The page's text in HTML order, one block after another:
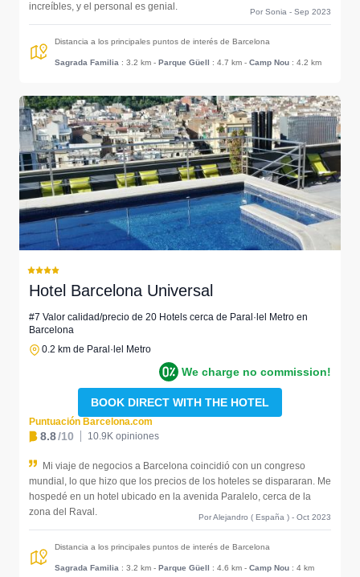
increíbles, y el personal es genial.
Por Sonia - Sep 2023
Distancia a los principales puntos de interés de Barcelona
Sagrada Familia : 3.2 km - Parque Güell : 4.7 km - Camp Nou : 4.2 km
Hotel Barcelona Universal
#7 Valor calidad/precio de 20 Hotels cerca de Paral·lel Metro en
Barcelona
0.2 km de Paral·lel Metro
We charge no commission!
BOOK DIRECT WITH THE HOTEL
Puntuación Barcelona.com
8.8/10 10.9K opiniones
Mi viaje de negocios a Barcelona coincidió con un congreso
mundial, lo que hizo que los precios de los hoteles se dispararan. Me
hospedé en un hotel ubicado en la avenida Paralelo, cerca de la
zona del Raval.
Por Alejandro ( España ) - Oct 2023
Distancia a los principales puntos de interés de Barcelona
Sagrada Familia : 3.2 km - Parque Güell : 4.6 km - Camp Nou : 4 km